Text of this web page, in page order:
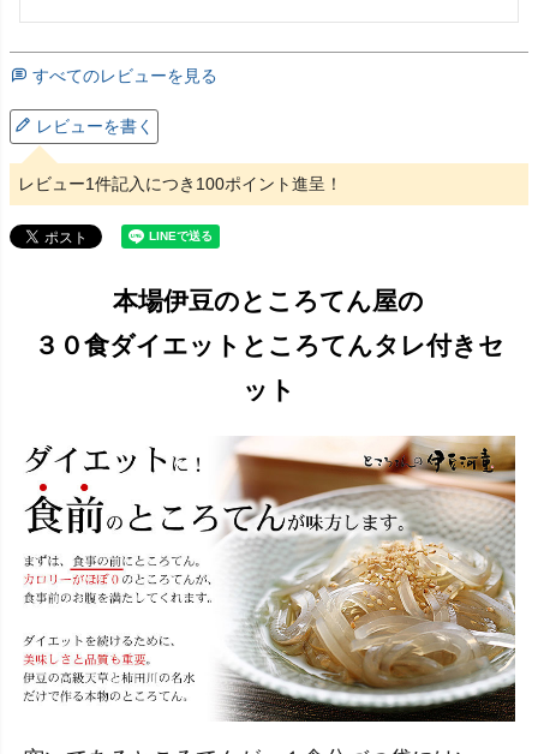
すべてのレビューを見る
レビューを書く
レビュー1件記入につき100ポイント進呈！
本場伊豆のところてん屋の
３０食ダイエットところてんタレ付きセ
ット